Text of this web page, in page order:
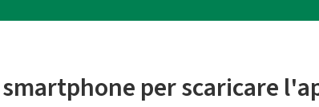
per scaricare